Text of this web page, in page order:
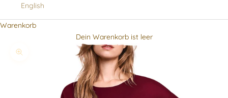
English
Warenkorb
Dein Warenkorb ist leer
Bild vergrößern